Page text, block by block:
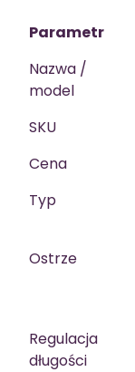
Parametr
Nazwa /
model
SKU
Cena
Typ
Ostrze
Regulacja
długości